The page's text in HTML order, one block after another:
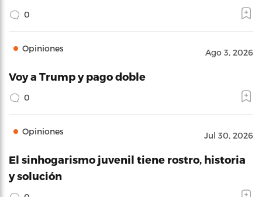
0
Opiniones Ago 3, 2026
Voy a Trump y pago doble
0
Opiniones Jul 30, 2026
El sinhogarismo juvenil tiene rostro, historia
y solución